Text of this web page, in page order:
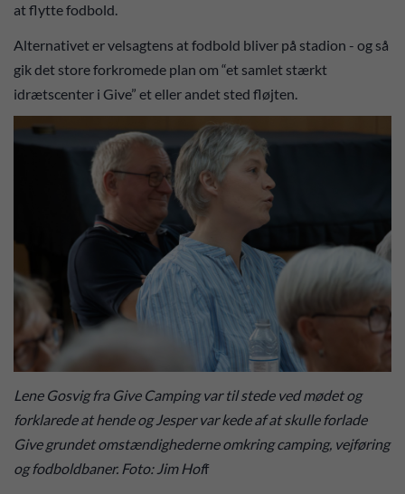
at flytte fodbold.
Alternativet er velsagtens at fodbold bliver på stadion - og så
gik det store forkromede plan om “et samlet stærkt
idrætscenter i Give” et eller andet sted fløjten.
Lene Gosvig fra Give Camping var til stede ved mødet og
forklarede at hende og Jesper var kede af at skulle forlade
Give grundet omstændighederne omkring camping, vejføring
og fodboldbaner. Foto: Jim Hoff